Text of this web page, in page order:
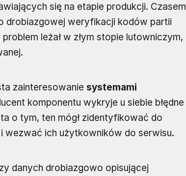
się na etapie produkcji. Czasem
drobiazgowej weryfikacji kodów partii
leżał w złym stopie lutowniczym,
zainteresowanie systemami
komponentu wykryje u siebie błędne
o tym, ten mógł zidentyfikować do
wezwać ich użytkowników do serwisu.
danych drobiazgowo opisującej